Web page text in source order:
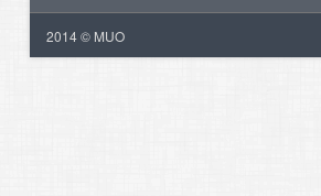
2014 © MUO